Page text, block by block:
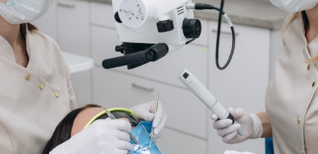
CENAS
ĪPAŠIE PIEDĀVĀJUMI